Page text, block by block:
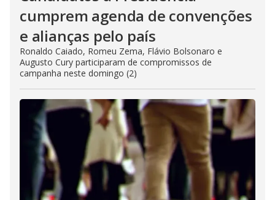
cumprem agenda de convenções
e alianças pelo país
Ronaldo Caiado, Romeu Zema, Flávio Bolsonaro e
Augusto Cury participaram de compromissos de
campanha neste domingo (2)